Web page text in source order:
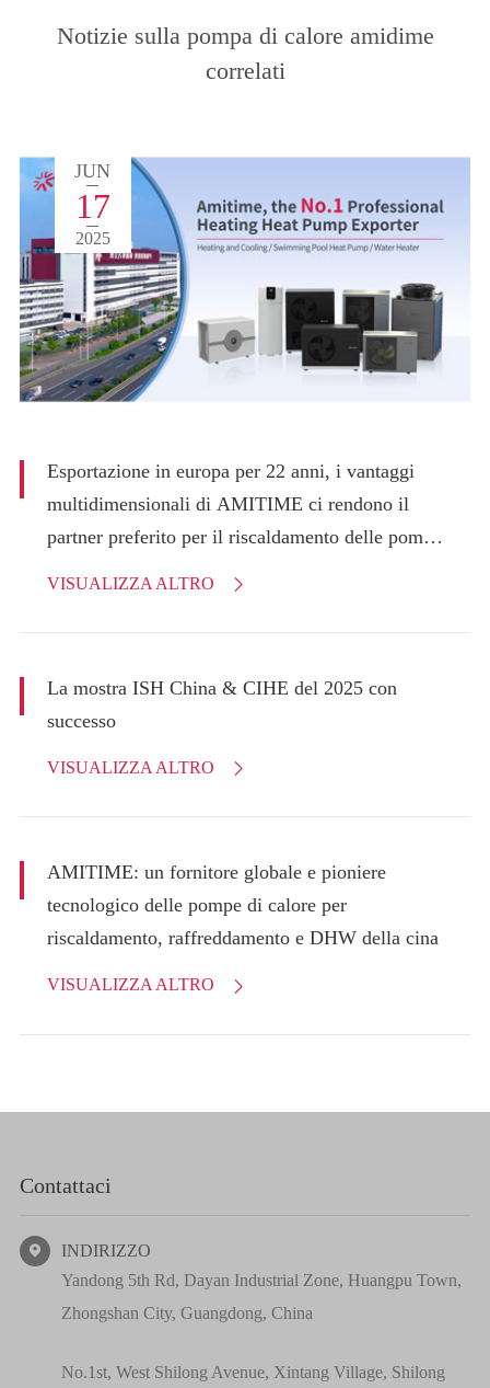
Notizie sulla pompa di calore amidime
correlati
JUN
17
2025
Esportazione in europa per 22 anni, i vantaggi
multidimensionali di AMITIME ci rendono il
partner preferito per il riscaldamento delle pompe
VISUALIZZA ALTRO 
La mostra ISH China & CIHE del 2025 con
successo
VISUALIZZA ALTRO 
AMITIME: un fornitore globale e pioniere
tecnologico delle pompe di calore per
riscaldamento, raffreddamento e DHW della cina
VISUALIZZA ALTRO 
Contattaci

INDIRIZZO
Yandong 5th Rd, Dayan Industrial Zone, Huangpu Town,
Zhongshan City, Guangdong, China
No.1st, West Shilong Avenue, Xintang Village, Shilong